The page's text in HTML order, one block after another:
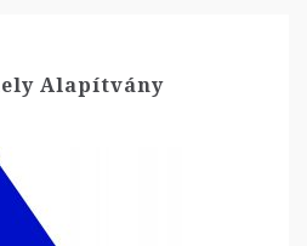
Alapítvány